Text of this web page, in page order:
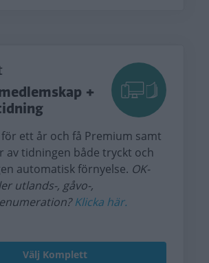
+
för ett år och få Premium samt
av tidningen både tryckt och
automatisk förnyelse. OK-
utlands-, gåvo-,
Klicka här.
Välj Komplett